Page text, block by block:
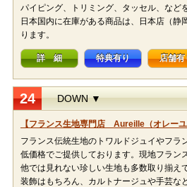
パイピング、トリミング、タッセル、など
日本国内に在庫がある商品は、日本店（静
ります。
詳 細 特典有り 店舗有
24 DOWN ▼
【フランス生地専門店 Aureille（オレーユ
フランス伝統生地のトワルドジュイやフラ
低価格でご提供しております。現地フラン
他では見れない珍しい生地も多数取り揃え
装飾はもちろん、カルトナージュや手芸な